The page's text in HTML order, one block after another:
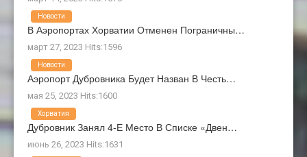
В Аэропортах Хорватии Отменен Пограничны…
март 27, 2023 Hits:1596
Новости
Аэропорт Дубровника Будет Назван В Честь…
мая 25, 2023 Hits:1600
Новости
Дубровник Занял 4-Е Место В Списке «Двен…
июнь 26, 2023 Hits:1631
Хорватия